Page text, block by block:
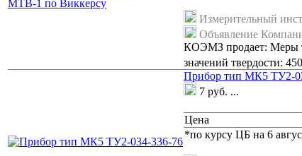
Измерительный
Объявление
КОЭМЗ продает: Меры
значений твердости:
Прибор тип МК5 ТУ2-
7 руб. ...
Цена
*по курсу ЦБ на 6